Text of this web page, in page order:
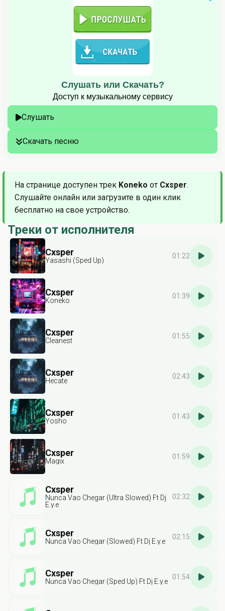
Слушать или Скачать?
Доступ к музыкальному сервису
Слушать
Скачать песню
На странице доступен трек Koneko от Cxsper.
Слушайте онлайн или загрузите в один клик
бесплатно на свое устройство.
Треки от исполнителя
Cxsper
Yasashi (Sped Up)
01:22
Cxsper
Koneko
01:39
Cxsper
Cleanest
01:55
Cxsper
Hecate
02:43
Cxsper
Yosho
01:43
Cxsper
Magix
01:59
Cxsper
Nunca Vao Chegar (Ultra Slowed) Ft Dj
E.y.e
02:32
Cxsper
Nunca Vao Chegar (Slowed) Ft Dj E.y.e
02:15
Cxsper
Nunca Vao Chegar (Sped Up) Ft Dj E.y.e
01:54